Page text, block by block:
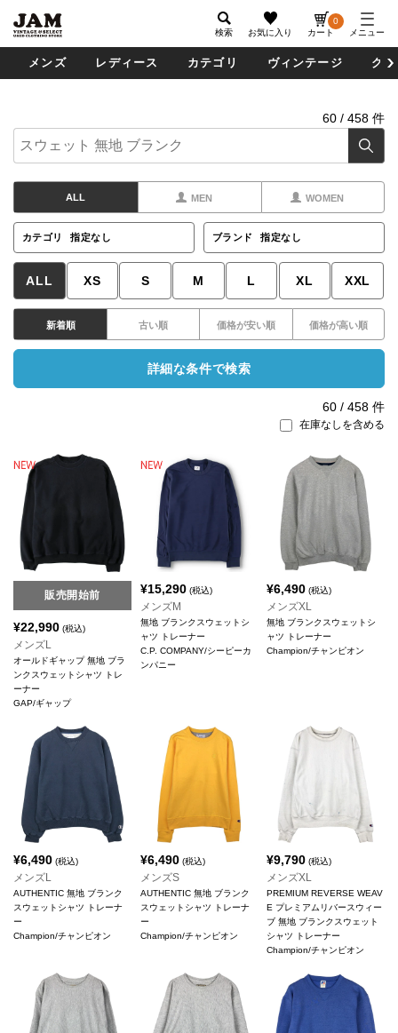
検索 お気に入り カート
0
メニュー
メンズ レディース カテゴリ ヴィンテージ グ
60 / 458 件
ALL MEN WOMEN
カテゴリ 指定なし ブランド 指定なし
ALL XS S M L XL XXL
新着順 古い順 価格が安い順 価格が高い順
詳細な条件で検索
60 / 458 件
在庫なしを含める
販売開始前
¥22,990 (税込)
メンズL
オールドギャップ 無地 ブラ
ンクスウェットシャツ トレ
ーナー
GAP/ギャップ
¥15,290(税込)
メンズM
無地 ブランクスウェットシ
ャツ トレーナー
C.P. COMPANY/シーピーカ
ンパニー
¥6,490 (税込)
メンズXL
無地 ブランクスウェットシ
ャツ トレーナー
Champion/チャンピオン
¥6,490 (税込)
メンズL
AUTHENTIC 無地 ブランク
スウェットシャツ トレーナ
ー
Champion/チャンピオン
¥6,490(税込)
メンズS
AUTHENTIC 無地 ブランク
スウェットシャツ トレーナ
ー
Champion/チャンピオン
¥9,790 (税込)
メンズXL
PREMIUM REVERSE WEAV
E プレミアムリバースウィー
ブ 無地 ブランクスウェット
シャツ トレーナー
Champion/チャンピオン